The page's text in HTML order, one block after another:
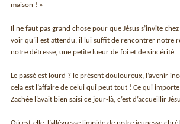
maison ! »
Il ne faut pas grand chose pour que Jésus s’invite
voir qu’il est attendu, il lui suffit de rencontrer notre
notre détresse, une petite lueur de foi et de sincérité.
Le passé est lourd ? le présent douloureux, l’avenir
cela est l’affaire de celui qui peut tout ! Ce qui
Zachée l’avait bien saisi ce jour-là, c’est d’accueillir